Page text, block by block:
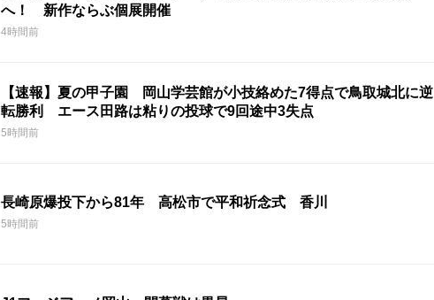
へ！ 新作ならぶ個展開催
4時間前
【速報】夏の甲子園 岡山学芸館が小技絡めた7得点で鳥取城北に逆
転勝利 エース田路は粘りの投球で9回途中3失点
5時間前
長崎原爆投下から81年 高松市で平和祈念式 香川
5時間前